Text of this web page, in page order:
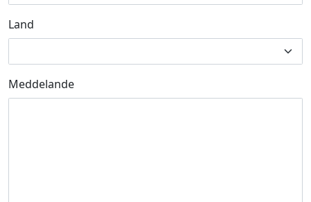
Land
Meddelande